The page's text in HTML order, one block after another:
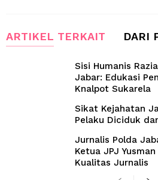
ARTIKEL TERKAIT DARI
Sisi Humanis
Jabar: Edukasi
Knalpot Sukarela
Sikat Kejahatan
Pelaku Diciduk
Jurnalis Polda
Ketua JPJ
Kualitas Jurnalis